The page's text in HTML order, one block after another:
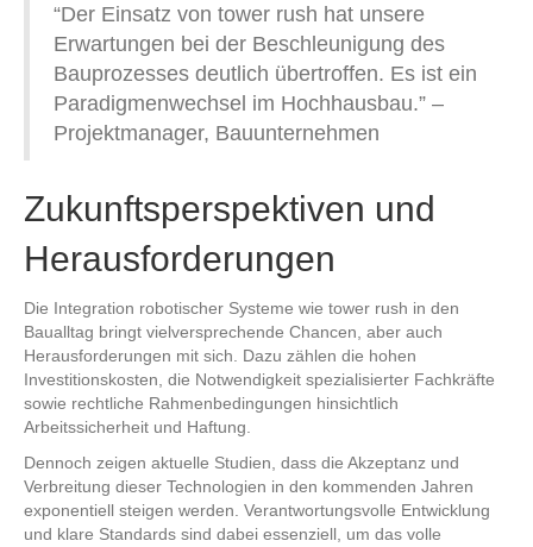
“Der Einsatz von tower rush hat unsere
Erwartungen bei der Beschleunigung des
Bauprozesses deutlich übertroffen. Es ist ein
Paradigmenwechsel im Hochhausbau.” –
Projektmanager, Bauunternehmen
Zukunftsperspektiven und
Herausforderungen
Die Integration robotischer Systeme wie tower rush in den
Baualltag bringt vielversprechende Chancen, aber auch
Herausforderungen mit sich. Dazu zählen die hohen
Investitionskosten, die Notwendigkeit spezialisierter Fachkräfte
sowie rechtliche Rahmenbedingungen hinsichtlich
Arbeitssicherheit und Haftung.
Dennoch zeigen aktuelle Studien, dass die Akzeptanz und
Verbreitung dieser Technologien in den kommenden Jahren
exponentiell steigen werden. Verantwortungsvolle Entwicklung
und klare Standards sind dabei essenziell, um das volle